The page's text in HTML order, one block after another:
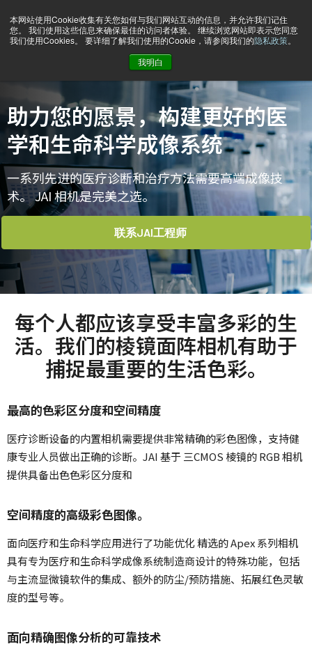
本网站使用Cookie收集有关您如何与我们网站互动的信息，并允许我们记住
您。 我们使用这些信息来确保最佳的访问者体验。 继续浏览网站即表示您同意
我们使用Cookies。 要详细了解我们使用的Cookie，请参阅我们的隐私政策。
我明白
医疗和生命科学
助力您的愿景，构建更好的医
学和生命科学成像系统
一系列先进的医疗诊断和治疗方法需要高端成像技
术。 JAI 相机是完美之选。
联系JAI工程师
每个人都应该享受丰富多彩的生
活。我们的棱镜面阵相机有助于
捕捉最重要的生活色彩。
最高的色彩区分度和空间精度
医疗诊断设备的内置相机需要提供非常精确的彩色图像，支持健
康专业人员做出正确的诊断。JAI 基于 三CMOS 棱镜的 RGB 相机
提供具备出色色彩区分度和
空间精度的高级彩色图像。
面向医疗和生命科学应用进行了功能优化 精选的 Apex 系列相机
具有专为医疗和生命科学成像系统制造商设计的特殊功能，包括
与主流显微镜软件的集成、额外的防尘/预防措施、拓展红色灵敏
度的型号等。
面向精确图像分析的可靠技术